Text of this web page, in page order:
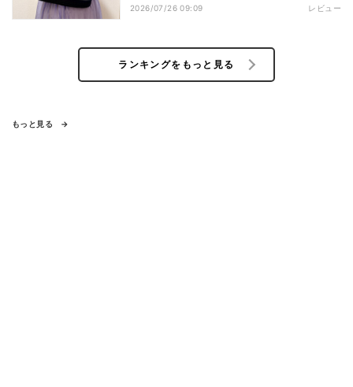
2026/07/26 09:09 レビュー
ランキングをもっと見る
もっと見る